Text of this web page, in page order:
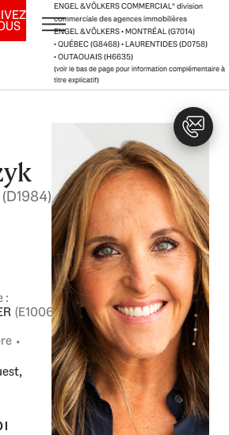
ENGEL & VÖLKERS COMMERCIAL®division
commerciale des agences immobilières
ENGEL & VÖLKERS • MONTRÉAL (G7014)
• QUÉBEC (G8468) • LAURENTIDES (D0758)
• OUTAOUAIS (H6635)
(voir le bas de page pour information complémentaire à
titre explicatif)
(D1984)
:
(E1006)
⬩